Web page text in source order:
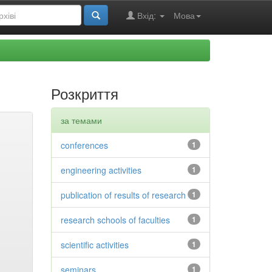
Мова
Вхід:
Розкриття
за темами
1
conferences
1
engineering activities
1
publication of results of research
1
research schools of faculties
1
scientific activities
1
seminars